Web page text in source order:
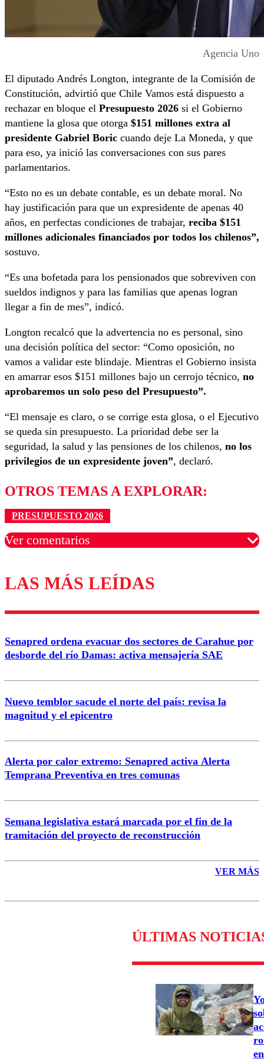
Agencia Uno
El diputado Andrés Longton, integrante de la Comisión de
Constitución, advirtió que Chile Vamos está dispuesto a
rechazar en bloque el Presupuesto 2026 si el Gobierno
mantiene la glosa que otorga $151 millones extra al
presidente Gabriel Boric cuando deje La Moneda, y que
para eso, ya inició las conversaciones con sus pares
parlamentarios.
“Esto no es un debate contable, es un debate moral. No
hay justificación para que un expresidente de apenas 40
años, en perfectas condiciones de trabajar, reciba $151
millones adicionales financiados por todos los chilenos”,
sostuvo.
“Es una bofetada para los pensionados que sobreviven con
sueldos indignos y para las familias que apenas logran
llegar a fin de mes”, indicó.
Longton recalcó que la advertencia no es personal, sino
una decisión política del sector: “Como oposición, no
vamos a validar este blindaje. Mientras el Gobierno insista
en amarrar esos $151 millones bajo un cerrojo técnico, no
aprobaremos un solo peso del Presupuesto”.
“El mensaje es claro, o se corrige esta glosa, o el Ejecutivo
se queda sin presupuesto. La prioridad debe ser la
seguridad, la salud y las pensiones de los chilenos, no los
privilegios de un expresidente joven”, declaró.
OTROS TEMAS A EXPLORAR:
PRESUPUESTO 2026
Ver comentarios
Los comentarios son moderados para garantizar un
diálogo respetuoso.
Correo
LAS MÁS LEÍDAS
Senapred ordena evacuar dos sectores de Carahue por
desborde del río Damas: activa mensajería SAE
Nuevo temblor sacude el norte del país: revisa la
magnitud y el epicentro
Alerta por calor extremo: Senapred activa Alerta
Temprana Preventiva en tres comunas
Semana legislativa estará marcada por el fin de la
tramitación del proyecto de reconstrucción
VER MÁS
ÚLTIMAS